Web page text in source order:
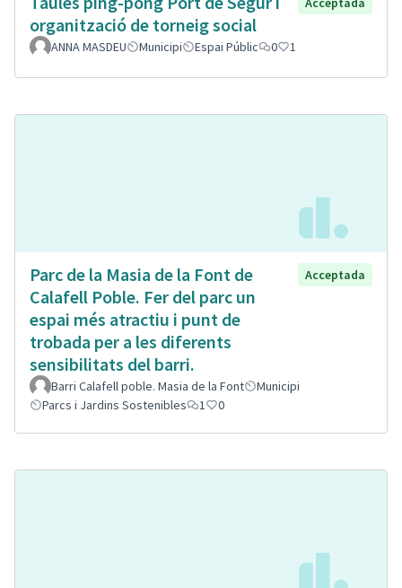
organització de torneig social
ANNA MASDEU Municipi Espai Públic 0 1
Parc de la Masia de la Font de
Calafell Poble. Fer del parc un
espai més atractiu i punt de
trobada per a les diferents
sensibilitats del barri.
Acceptada
Barri Calafell poble. Masia de la Font
Municipi
Parcs i Jardins Sostenibles
1 0